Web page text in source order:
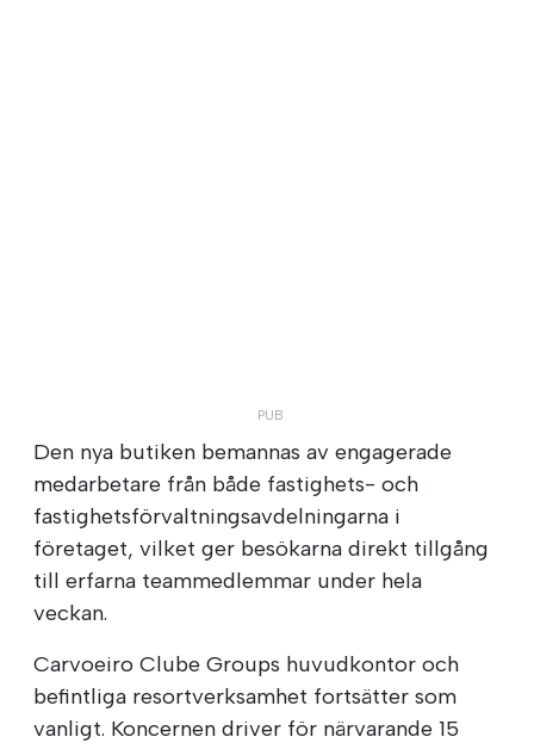
Den nya butiken bemannas av engagerade
medarbetare från både fastighets- och
fastighetsförvaltningsavdelningarna i
företaget, vilket ger besökarna direkt tillgång
till erfarna teammedlemmar under hela
veckan.
Carvoeiro Clube Groups huvudkontor och
befintliga resortverksamhet fortsätter som
vanligt. Koncernen driver för närvarande 15